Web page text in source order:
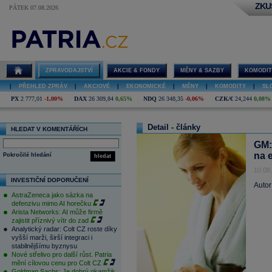
PÁTEK 07.08.2026
ZPRAVODAJSTVÍ AKCIE & FONDY MĚNY & SAZBY
PŘEHLED ZPRÁV AKCIOVÉ EKONOMICKÉ MĚNY KOMODITY
PX 2 777,01 -1,00% DAX 26 309,84 0,65% NDQ 26 348,35 -0,06% CZK/€ 24,244 0,08%
HLEDAT V KOMENTÁŘÍCH
hledat
Pokročilé hledání
INVESTIČNÍ DOPORUČENÍ
AstraZeneca jako sázka na
defenzivu mimo AI horečku
Arista Networks: AI může firmě
zajistit příznivý vítr do zad
Analytický radar: Colt CZ roste díky
vyšší marži, širší integraci i
stabilnějšímu byznysu
Nové střelivo pro další růst. Patria
mění cílovou cenu pro Colt CZ
Detail - články
na